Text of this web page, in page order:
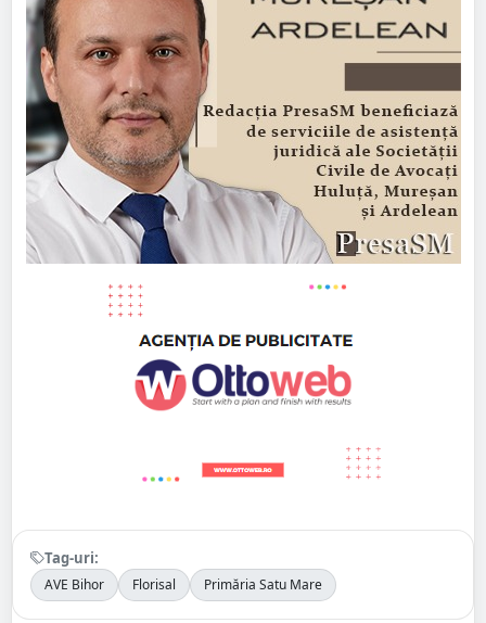
Tag-uri:
AVE Bihor Florisal Primăria Satu Mare